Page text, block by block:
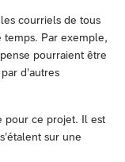
courriels de tous
temps. Par exemple,
pourraient être
d’autres
pour ce projet. Il est
sur une